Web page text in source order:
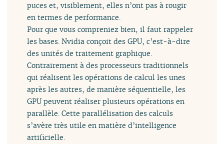
puces et, visiblement, elles n’ont pas à rougir
en termes de performance.
Pour que vous compreniez bien, il faut rappeler
les bases. Nvidia conçoit des GPU, c’est-à-dire
des unités de traitement graphique.
Contrairement à des processeurs traditionnels
qui réalisent les opérations de calcul les unes
après les autres, de manière séquentielle, les
GPU peuvent réaliser plusieurs opérations en
parallèle. Cette parallélisation des calculs
s’avère très utile en matière d’intelligence
artificielle.